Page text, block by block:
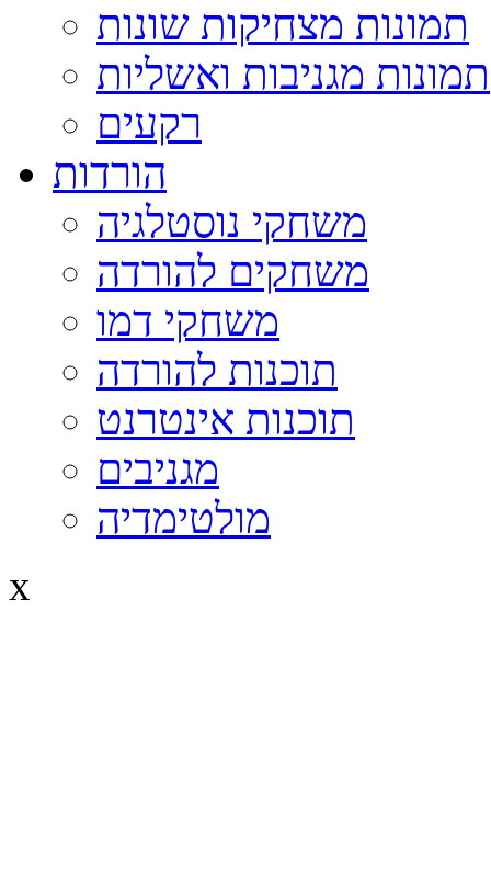
תמונות מצחיקות שונות
תמונות מגניבות ואשליות
רקעים
הורדות
משחקי נוסטלגיה
משחקים להורדה
משחקי דמו
תוכנות להורדה
תוכנות אינטרנט
מגניבים
מולטימדיה
x